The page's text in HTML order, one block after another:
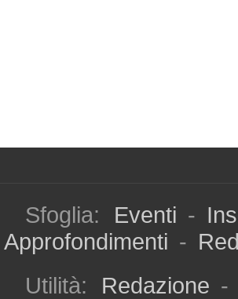
Sfoglia: Eventi -
Approfondimenti -
Utilità:
Redazione -